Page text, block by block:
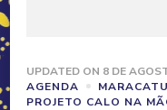
UPDATED ON 8 DE
AGENDA
PROJETO CALO NA